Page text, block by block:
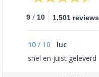
9 / 10 1.501 reviews
10 / 10
luc
snel en juist geleverd